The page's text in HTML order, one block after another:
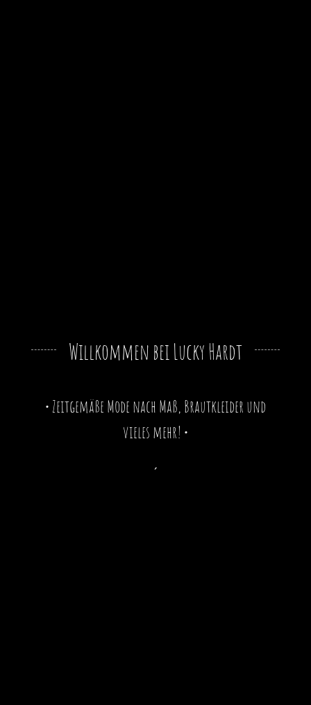
Willkommen bei Lucky Hardt
• Zeitgemäße Mode nach Maß, Brautkleider und
vieles mehr! •
´